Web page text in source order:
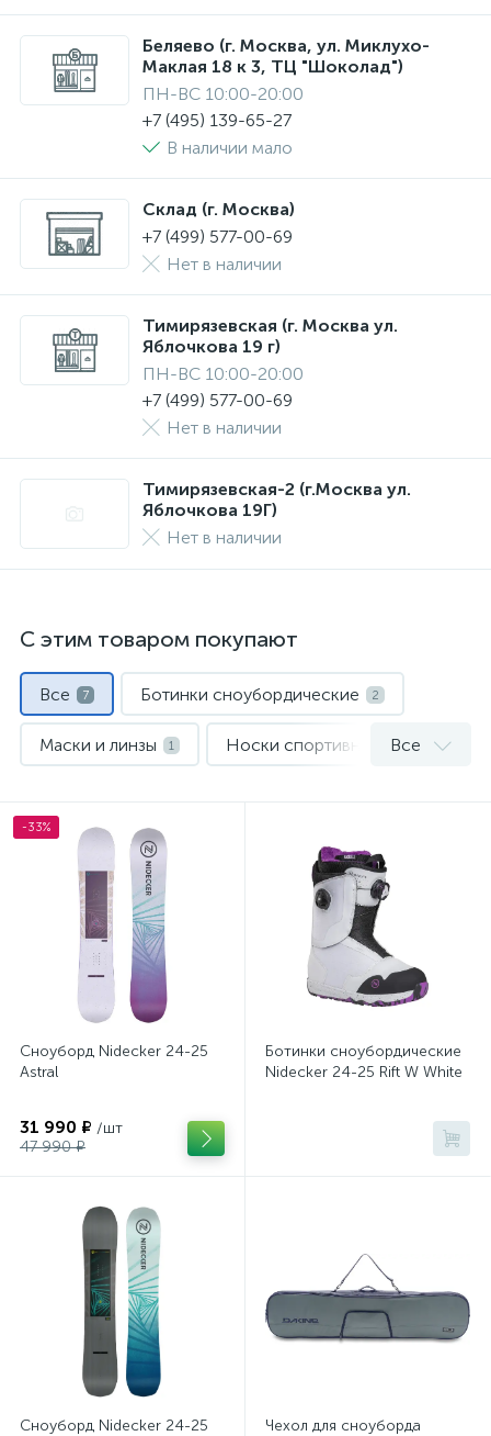
Беляево (г. Москва, ул. Миклухо-
Маклая 18 к 3, ТЦ "Шоколад")
ПН-ВС 10:00-20:00
+7 (495) 139-65-27
В наличии мало
Склад (г. Москва)
+7 (499) 577-00-69
Нет в наличии
Тимирязевская (г. Москва ул.
Яблочкова 19 г)
ПН-ВС 10:00-20:00
+7 (499) 577-00-69
Нет в наличии
Тимирязевская-2 (г.Москва ул.
Яблочкова 19Г)
Нет в наличии
С этим товаром покупают
Все 7 Ботинки сноубордические 2
Маски и линзы 1 Носки спортивные 1
Все
-33%
Сноуборд Nidecker 24-25
Astral
31 990 ₽ /шт
47 990 ₽
Ботинки сноубордические
Nidecker 24-25 Rift W White
Сноуборд Nidecker 24-25
Чехол для сноуборда